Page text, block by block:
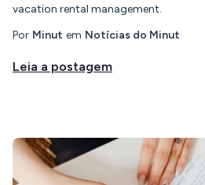
vacation rental management.
Por Minut em Notícias do Minut
Leia a postagem